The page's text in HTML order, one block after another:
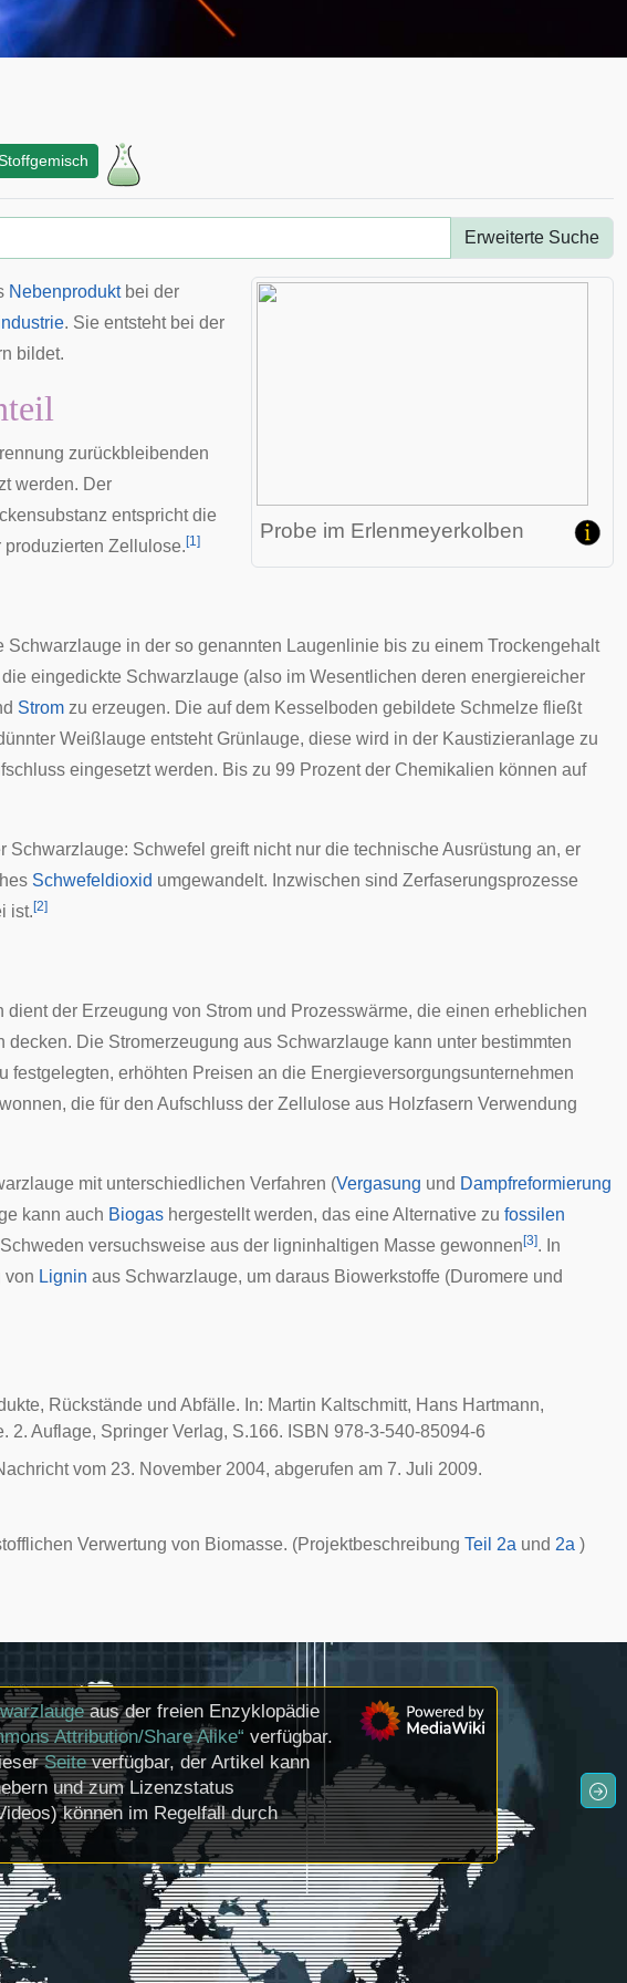
Erweiterte Suche
Probe im Erlenmeyerkolben
Nebenproduktbei der
. Sie entsteht bei der
bildet.
zurückbleibenden
werden. Der
entspricht die
Zellulose. [1]
in der so genannten Laugenlinie bis zu einem Trockengehalt
eingedickte Schwarzlauge (also im Wesentlichen deren energiereicher
Strom zu erzeugen. Die auf dem Kesselboden gebildete Schmelze fließt
Weißlauge entsteht Grünlauge, diese wird in der Kaustizieranlage zu
eingesetzt werden. Bis zu 99 Prozent der Chemikalien können auf
Schwarzlauge: Schwefel greift nicht nur die technische Ausrüstung an, er
Schwefeldioxid umgewandelt. Inzwischen sind Zerfaserungsprozesse
ist. [2]
der Erzeugung von Strom und Prozesswärme, die einen erheblichen
Die Stromerzeugung aus Schwarzlauge kann unter bestimmten
festgelegten, erhöhten Preisen an die Energieversorgungsunternehmen
die für den Aufschluss der Zellulose aus Holzfasern Verwendung
mit unterschiedlichen Verfahren (Vergasung und Dampfreformierung
kann auch Biogas hergestellt werden, das eine Alternative zu fossilen
versuchsweise aus der ligninhaltigen Masse gewonnen [3]. In
von Lignin aus Schwarzlauge, um daraus Biowerkstoffe (Duromere und
Rückstände und Abfälle. In: Martin Kaltschmitt, Hans Hartmann,
Auflage, Springer Verlag, S.166. ISBN 978-3-540-85094-6
vom 23. November 2004, abgerufen am 7. Juli 2009.
Verwertung von Biomasse. (Projektbeschreibung Teil 2a und 2a )
aus der freien Enzyklopädie
Attribution/Share Alike“ verfügbar.
Seiteverfügbar, der Artikel kann
und zum Lizenzstatus
können im Regelfall durch